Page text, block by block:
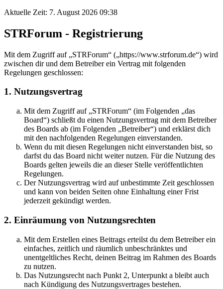
Aktuelle Zeit: 7. August 2026 09:38
STRForum - Registrierung
Mit dem Zugriff auf „STRForum“ („https://www.strforum.de“) wird
zwischen dir und dem Betreiber ein Vertrag mit folgenden
Regelungen geschlossen:
1. Nutzungsvertrag
Mit dem Zugriff auf „STRForum“ (im Folgenden „das
Board“) schließt du einen Nutzungsvertrag mit dem Betreiber
des Boards ab (im Folgenden „Betreiber“) und erklärst dich
mit den nachfolgenden Regelungen einverstanden.
Wenn du mit diesen Regelungen nicht einverstanden bist, so
darfst du das Board nicht weiter nutzen. Für die Nutzung des
Boards gelten jeweils die an dieser Stelle veröffentlichten
Regelungen.
Der Nutzungsvertrag wird auf unbestimmte Zeit geschlossen
und kann von beiden Seiten ohne Einhaltung einer Frist
jederzeit gekündigt werden.
2. Einräumung von Nutzungsrechten
Mit dem Erstellen eines Beitrags erteilst du dem Betreiber ein
einfaches, zeitlich und räumlich unbeschränktes und
unentgeltliches Recht, deinen Beitrag im Rahmen des Boards
zu nutzen.
Das Nutzungsrecht nach Punkt 2, Unterpunkt a bleibt auch
nach Kündigung des Nutzungsvertrages bestehen.